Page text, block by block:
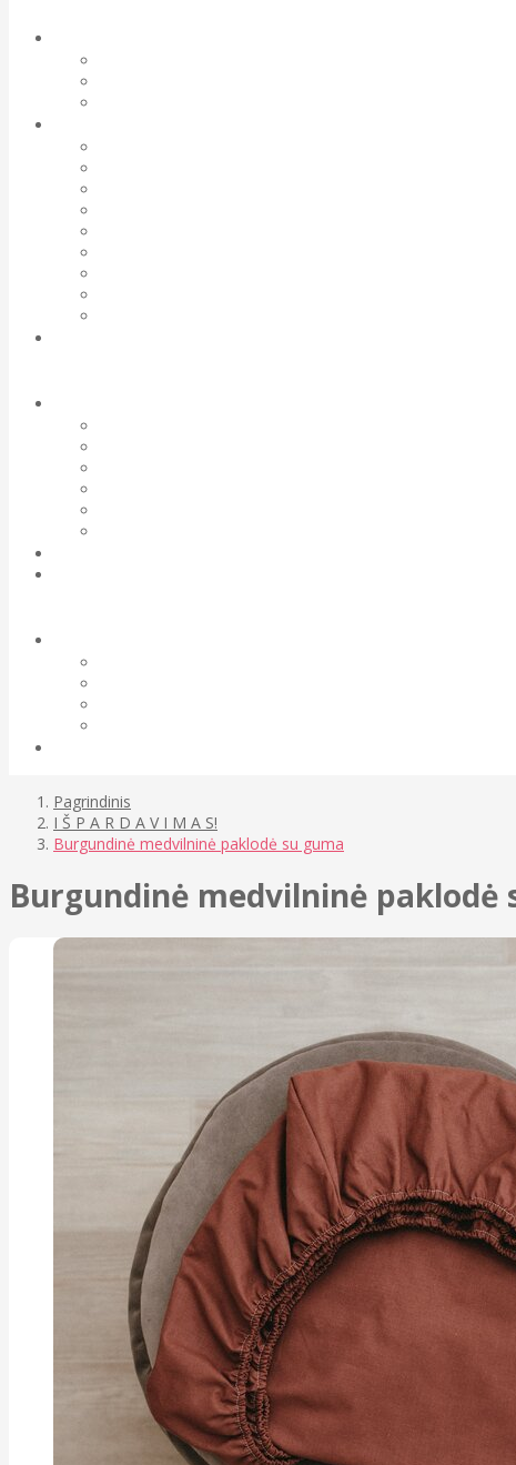
Pagrindinis
I Š P A R D A V I M A S!
Burgundinė medvilninė paklodė su guma
Burgundinė medvilninė paklodė